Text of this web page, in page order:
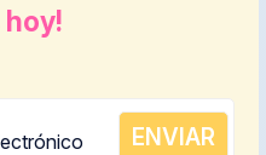
hoy!